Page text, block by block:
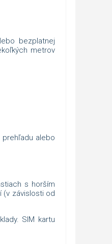
bezplatnej
metrov
alebo
s horším
(v závislosti od
SIM kartu